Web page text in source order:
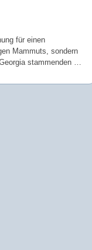
für einen
Mammuts, sondern
stammenden …